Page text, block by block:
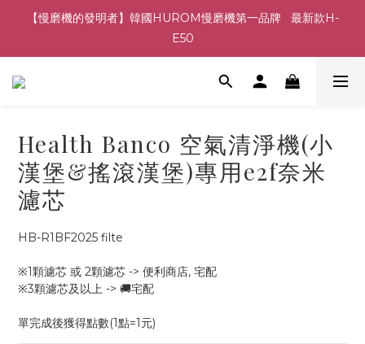
【慢磨機的發明者】韓國HUROM慢磨機第一品牌   最新款H-
E50
Health Banco 空氣清淨機(小
漢堡&搖滾漢堡)專用e2f奈米
濾芯
HB-R1BF2025 filte
※1顆濾芯 或 2顆濾芯 -> 便利商店, 宅配
※3顆濾芯及以上 -> 🚚宅配
單完成後獲得點數(1點=1元)